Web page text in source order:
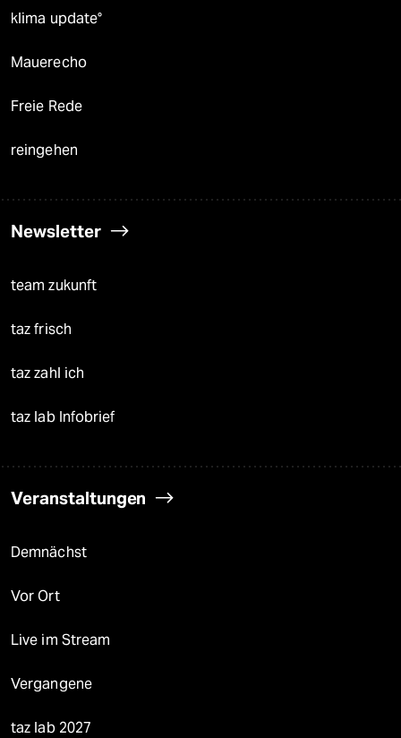
klima update°
Mauerecho
Freie Rede
reingehen
Newsletter
team zukunft
taz frisch
taz zahl ich
taz lab Infobrief
Veranstaltungen
Demnächst
Vor Ort
Live im Stream
Vergangene
taz lab 2027